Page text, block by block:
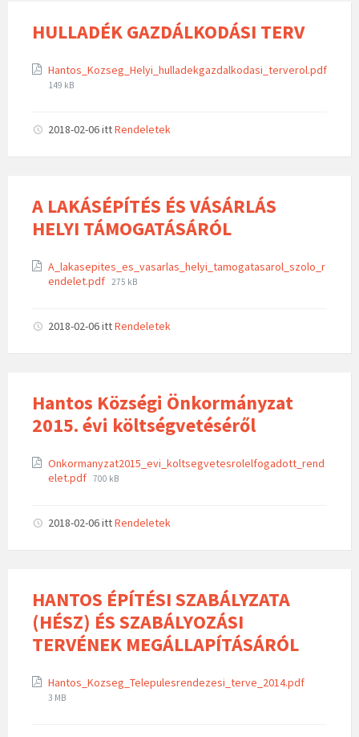
HULLADÉK GAZDÁLKODÁSI TERV
Hantos_Kozseg_Helyi_hulladekgazdalkodasi_terverol.pdf
149 kB
2018-02-06ittRendeletek
A LAKÁSÉPÍTÉS ÉS VÁSÁRLÁS
HELYI TÁMOGATÁSÁRÓL
A_lakasepites_es_vasarlas_helyi_tamogatasarol_szolo_r
endelet.pdf 275 kB
2018-02-06ittRendeletek
Hantos Községi Önkormányzat
2015. évi költségvetéséről
Onkormanyzat2015_evi_koltsegvetesrolelfogadott_rend
elet.pdf 700 kB
2018-02-06ittRendeletek
HANTOS ÉPÍTÉSI SZABÁLYZATA
(HÉSZ) ÉS SZABÁLYOZÁSI
TERVÉNEK MEGÁLLAPÍTÁSÁRÓL
Hantos_Kozseg_Telepulesrendezesi_terve_2014.pdf
3 MB